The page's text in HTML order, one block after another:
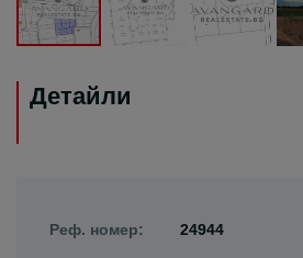
Детайли
Реф. номер: 24944